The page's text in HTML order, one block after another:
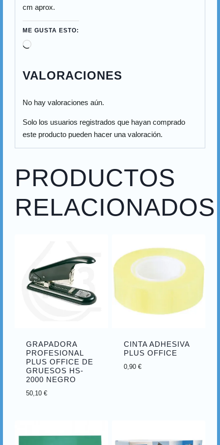
cm aprox.
ME GUSTA ESTO:
VALORACIONES
No hay valoraciones aún.
Solo los usuarios registrados que hayan comprado
este producto pueden hacer una valoración.
PRODUCTOS
RELACIONADOS
GRAPADORA
PROFESIONAL
PLUS OFFICE DE
GRUESOS HS-
2000 NEGRO
50,10€
CINTA ADHESIVA
PLUS OFFICE
0,90 €